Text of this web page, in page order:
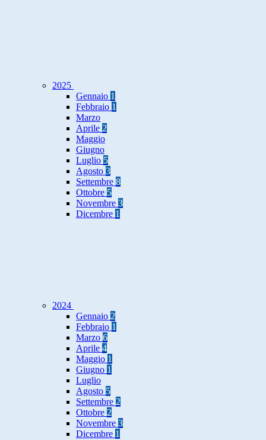
2025
Gennaio 1
Febbraio 1
Marzo
Aprile 2
Maggio
Giugno
Luglio 5
Agosto 3
Settembre 8
Ottobre 5
Novembre 3
Dicembre 1
2024
Gennaio 2
Febbraio 1
Marzo 6
Aprile 4
Maggio 1
Giugno 1
Luglio
Agosto 5
Settembre 2
Ottobre 2
Novembre 3
Dicembre 1